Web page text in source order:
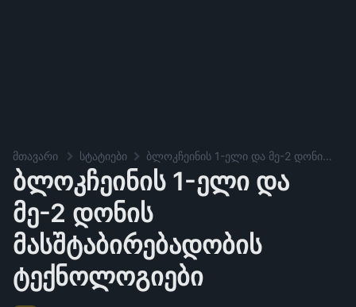
მთავარი სტატიები ბლოკჩეინის 1-ელი და მე-2 დონის მასშტაბირებადობის ტექნოლოგიები
ბლოკჩეინის 1-ელი და
მე-2 დონის
მასშტაბირებადობის
ტექნოლოგიები